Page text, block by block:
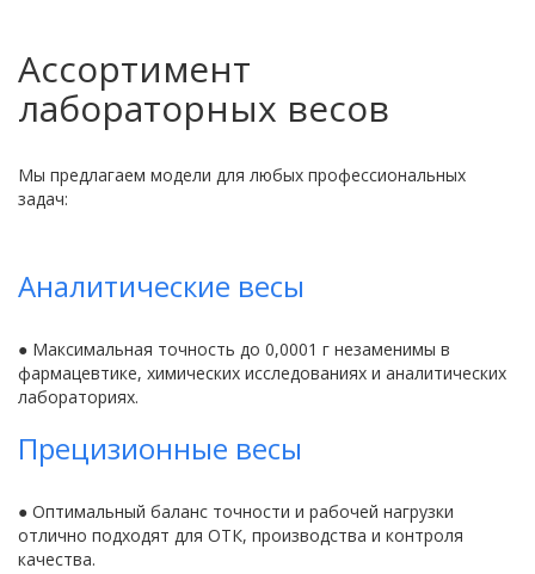
Ассортимент
лабораторных весов
Мы предлагаем модели для любых профессиональных
задач:
Аналитические весы
● Максимальная точность до 0,0001 г незаменимы в
фармацевтике, химических исследованиях и аналитических
лабораториях.
Прецизионные весы
● Оптимальный баланс точности и рабочей нагрузки
отлично подходят для ОТК, производства и контроля
качества.